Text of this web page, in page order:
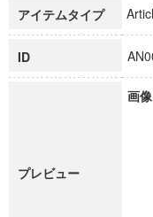
博士課程教育リ
アイテムタイプ
ID
プレビュー
画像